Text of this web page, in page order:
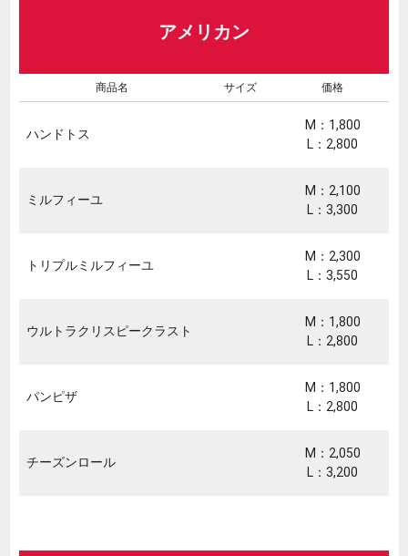
アメリカン
商品名 サイズ 価格
ハンドトス
M：1,800
L：2,800
ミルフィーユ
M：2,100
L：3,300
トリプルミルフィーユ
M：2,300
L：3,550
ウルトラクリスピークラスト
M：1,800
L：2,800
パンピザ
M：1,800
L：2,800
チーズンロール
M：2,050
L：3,200